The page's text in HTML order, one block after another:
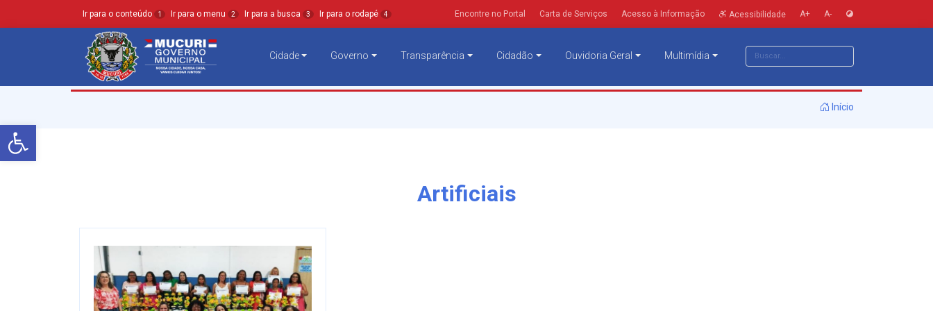
Barra de Ferramentas Aberta
Ir para o conteúdo 1 Ir para o menu 2 Ir para a busca 3 Ir para o rodapé 4 Encontre no Portal Carta de Serviços Acesso à Informação Acessibilidade A+ A-
Cidade Governo Transparência Cidadão Ouvidoria Geral Multimídia
Início
Artificiais